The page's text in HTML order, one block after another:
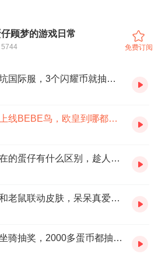
顾梦的游戏日常
5744 免费订阅
蛋仔派对：顾梦退游入坑国际服，3个闪耀币就抽到了公鸡唐唐！
蛋仔派对：蛋仔国际服上线BEBE鸟，欧皇到哪都还是欧皇！
蛋仔派对：国际服和现在的蛋仔有什么区别，趁人少赶快抢单双字ID
蛋仔派对：帮粉丝抽猫和老鼠联动皮肤，呆呆真爱粉秒变顾梦真爱粉
蛋仔派对：超萌糯米瞅坐骑抽奖，2000多蛋币都抽不到！